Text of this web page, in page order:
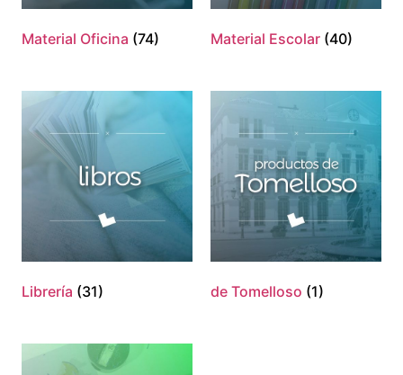
Material Oficina (74) Material Escolar (40)
Librería (31) de Tomelloso (1)